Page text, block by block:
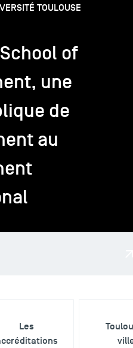
TOULOUSE
of
une
de
au
Les